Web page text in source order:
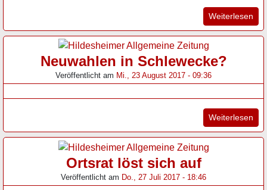
Weiterlesen
Neuwahlen in Schlewecke?
Veröffentlicht am Mi., 23 August 2017 - 09:36
Weiterlesen
Ortsrat löst sich auf
Veröffentlicht am Do., 27 Juli 2017 - 18:46